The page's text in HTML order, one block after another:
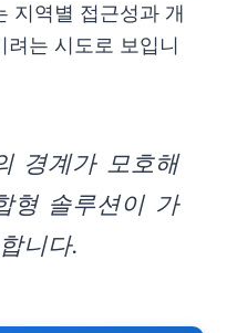
지역별 접근성과 개
려는 시도로 보입니
경계가 모호해
형 솔루션이 가
니다.